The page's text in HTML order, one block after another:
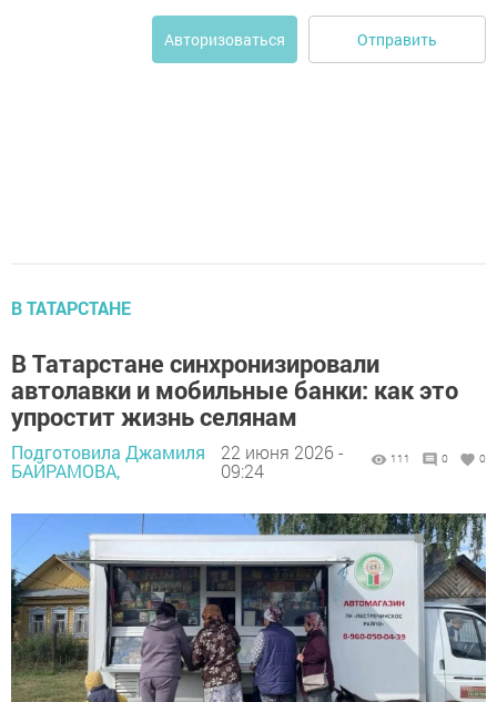
Авторизоваться Отправить
В ТАТАРСТАНЕ
В Татарстане синхронизировали
автолавки и мобильные банки: как это
упростит жизнь селянам
Подготовила Джамиля
БАЙРАМОВА,
22 июня 2026 -
09:24
111 0 0